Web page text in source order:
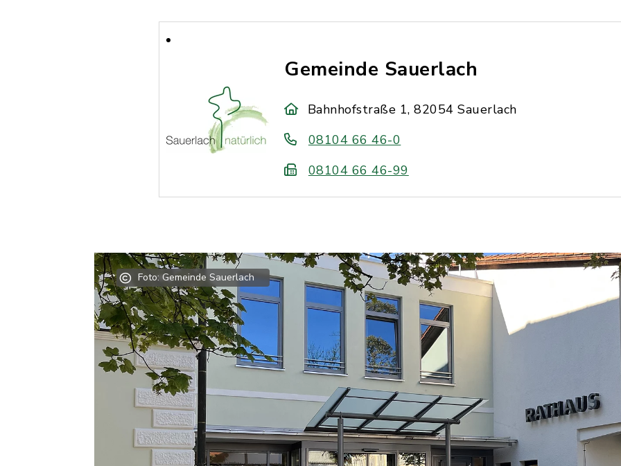
Gemeinde Sauerlach
Bahnhofstraße 1, 82054 Sauerlach
08104 66 46-0
08104 66 46-99
Foto: Gemeinde Sauerlach